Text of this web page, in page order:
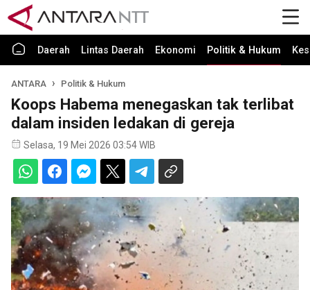
Daerah Lintas Daerah Ekonomi Politik & Hukum
ANTARA Politik & Hukum
Koops Habema menegaskan tak terlibat
dalam insiden ledakan di gereja
Selasa, 19 Mei 2026 03:54 WIB